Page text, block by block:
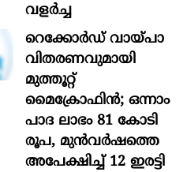
വളർച്ച
റെക്കോർഡ് വായ്പാ
വിതരണവുമായി
മുത്തൂറ്റ്
മൈക്രോഫിൻ; ഒന്നാം
പാദ ലാഭം 81 കോടി
രൂപ, മുൻവർഷത്തെ
അപേക്ഷിച്ച് 12 ഇരട്ടി